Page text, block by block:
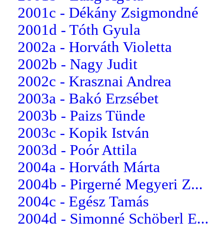
2001c - Dékány Zsigmondné
2001d - Tóth Gyula
2002a - Horváth Violetta
2002b - Nagy Judit
2002c - Krasznai Andrea
2003a - Bakó Erzsébet
2003b - Paizs Tünde
2003c - Kopik István
2003d - Poór Attila
2004a - Horváth Márta
2004b - Pirgerné Megyeri Z...
2004c - Egész Tamás
2004d - Simonné Schöberl E...